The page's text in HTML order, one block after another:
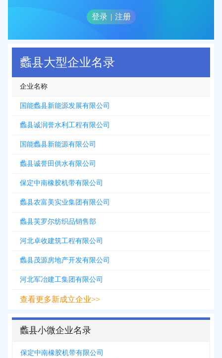
登录 | 注册
蠡县大型企业名录
企业名称
国能蠡县新能源发展有限公司
蠡县诚润誉水利工程有限公司
国能蠡县新能源有限公司
蠡县诚誉田供水有限公司
保定中南橡胶机带有限公司
蠡县农富美实业集团有限公司
蠡县芙罗尔纺织品销售部
河北卓收建筑工程有限公司
蠡县茂源房地产开发有限公司
河北军冶建工集团有限公司
查看更多新成立企业>>
蠡县小微企业名录
保定中南橡胶机带有限公司